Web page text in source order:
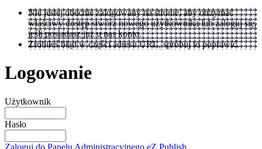
Nie jestej obecnie zalogowany na stronie, aby otrzymać
właściwy dostęp stwórz nowego użytkownika lub zaloguj się,
jeśli posiadasz już u nas konto.
Zrobiłeś błąd w części adresu URL, spróbuj to poprawić.
Logowanie
Użytkownik
Hasło
Zaloguj do Panelu Administracyjnego eZ Publish